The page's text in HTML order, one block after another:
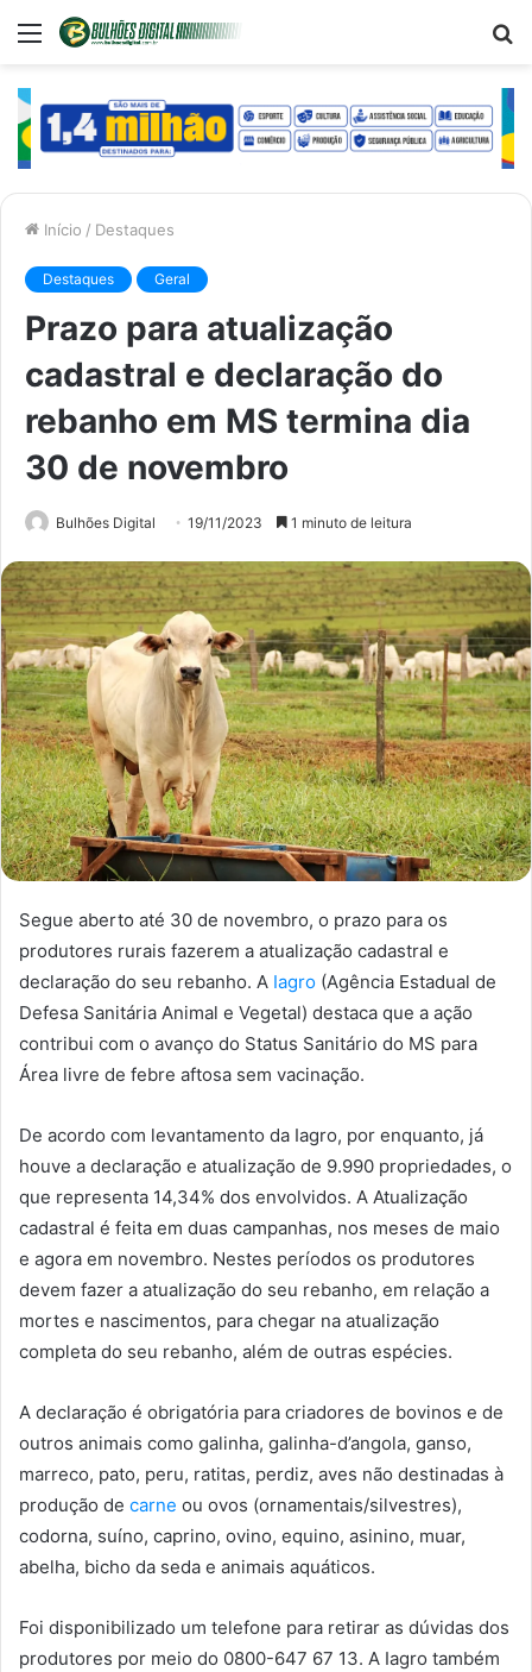
Menu
Início / Destaques
Destaques Geral
Prazo para atualização
cadastral e declaração do
rebanho em MS termina dia
30 de novembro
Bulhões Digital 19/11/2023 1 minuto de leitura
Segue aberto até 30 de novembro, o prazo para os
produtores rurais fazerem a atualização cadastral e
declaração do seu rebanho. A Iagro (Agência Estadual de
Defesa Sanitária Animal e Vegetal) destaca que a ação
contribui com o avanço do Status Sanitário do MS para
Área livre de febre aftosa sem vacinação.
De acordo com levantamento da Iagro, por enquanto, já
houve a declaração e atualização de 9.990 propriedades, o
que representa 14,34% dos envolvidos. A Atualização
cadastral é feita em duas campanhas, nos meses de maio
e agora em novembro. Nestes períodos os produtores
devem fazer a atualização do seu rebanho, em relação a
mortes e nascimentos, para chegar na atualização
completa do seu rebanho, além de outras espécies.
A declaração é obrigatória para criadores de bovinos e de
outros animais como galinha, galinha-d’angola, ganso,
marreco, pato, peru, ratitas, perdiz, aves não destinadas à
produção de carne ou ovos (ornamentais/silvestres),
codorna, suíno, caprino, ovino, equino, asinino, muar,
abelha, bicho da seda e animais aquáticos.
Foi disponibilizado um telefone para retirar as dúvidas dos
produtores por meio do 0800-647 67 13. A Iagro também